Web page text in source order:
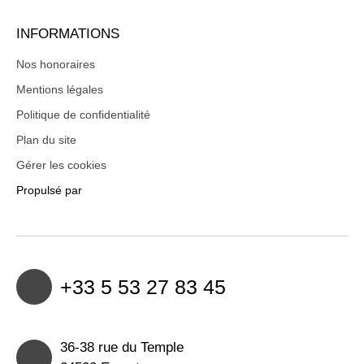
INFORMATIONS
Nos honoraires
Mentions légales
Politique de confidentialité
Plan du site
Gérer les cookies
Propulsé par
+33 5 53 27 83 45
36-38 rue du Temple